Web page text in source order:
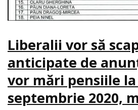
Liberalii vor să
anticipate de
vor mări pensiile la
septembrie 2020,